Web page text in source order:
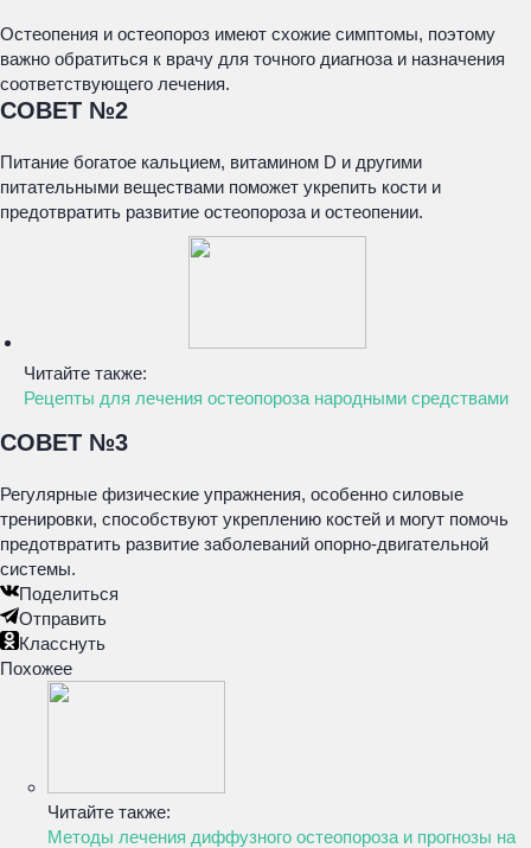
Остеопения и остеопороз имеют схожие симптомы, поэтому
важно обратиться к врачу для точного диагноза и назначения
соответствующего лечения.
СОВЕТ №2
Питание богатое кальцием, витамином D и другими
питательными веществами поможет укрепить кости и
предотвратить развитие остеопороза и остеопении.
Читайте также:
Рецепты для лечения остеопороза народными средствами
СОВЕТ №3
Регулярные физические упражнения, особенно силовые
тренировки, способствуют укреплению костей и могут помочь
предотвратить развитие заболеваний опорно-двигательной
системы.
Поделиться
Отправить
Класснуть
Похожее
Читайте также:
Методы лечения диффузного остеопороза и прогнозы на